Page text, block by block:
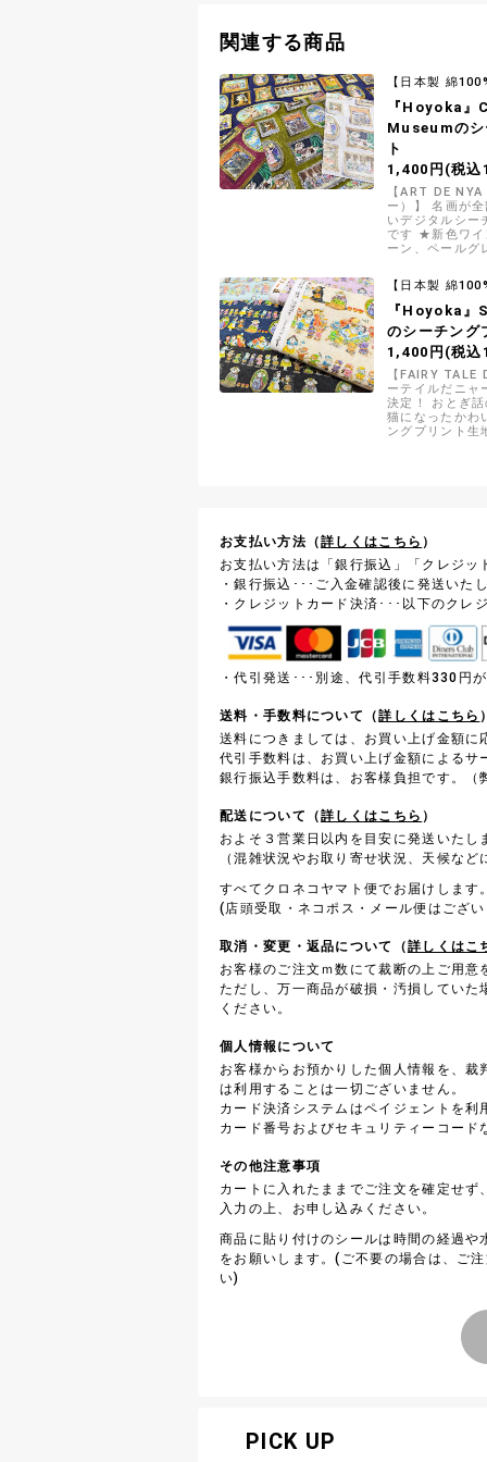
関連する商品
【日本製 綿
『Hoyoka
Museumのシ
ト
1,400円(税
【ART DE
ー）】 名画が
いデジタルシー
です ★新色ワイ
ーン、ペールグ
【日本製 綿
『Hoyoka
のシーチング
1,400円(税
【FAIRY TALE
ーテイルだニャ
決定！ おとぎ
猫になったかわ
ングプリント生
お支払い方法（詳しくはこちら ）
お支払い方法は「銀行振込」「クレジッ
・銀行振込･･･ご入金確認後に発送いたし
・クレジットカード決済･･･以下のクレ
・代引発送･･･別途、代引手数料330円
送料・手数料について（詳しくはこちら ）
送料につきましては、お買い上げ金額に
代引手数料は、お買い上げ金額によるサ
銀行振込手数料は、お客様負担です。（
配送について（詳しくはこちら ）
およそ３営業日以内を目安に発送いたし
（混雑状況やお取り寄せ状況、天候な
すべてクロネコヤマト便でお届けします。
(店頭受取・ネコポス・メール便はござ
取消・変更・返品について（詳しくはこ
お客様のご注文ｍ数にて裁断の上ご用意
ただし、万一商品が破損・汚損してい
ください。
個人情報について
お客様からお預かりした個人情報を、
は利用することは一切ございません。
カード決済システムはペイジェントを利
カード番号およびセキュリティーコード
その他注意事項
カートに入れたままでご注文を確定せ
入力の上、お申し込みください。
商品に貼り付けのシールは時間の経過
をお願いします。(ご不要の場合は、ご
い)
PICK UP